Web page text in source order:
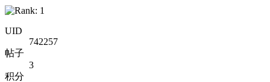
UID
742257
帖子
3
积分